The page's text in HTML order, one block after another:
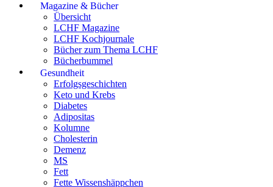
Magazine & Bücher
Übersicht
LCHF Magazine
LCHF Kochjournale
Bücher zum Thema LCHF
Bücherbummel
Gesundheit
Erfolgsgeschichten
Keto und Krebs
Diabetes
Adipositas
Kolumne
Cholesterin
Demenz
MS
Fett
Fette Wissenshäppchen